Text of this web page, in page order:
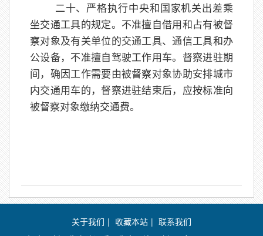
二十、严格执行中央和国家机关出差乘
坐交通工具的规定。不准擅自借用和占有被督
察对象及有关单位的交通工具、通信工具和办
公设备，不准擅自驾驶工作用车。督察进驻期
间，确因工作需要由被督察对象协助安排城市
内交通用车的，督察进驻结束后，应按标准向
被督察对象缴纳交通费。
关于我们 | 收藏本站 | 联系我们